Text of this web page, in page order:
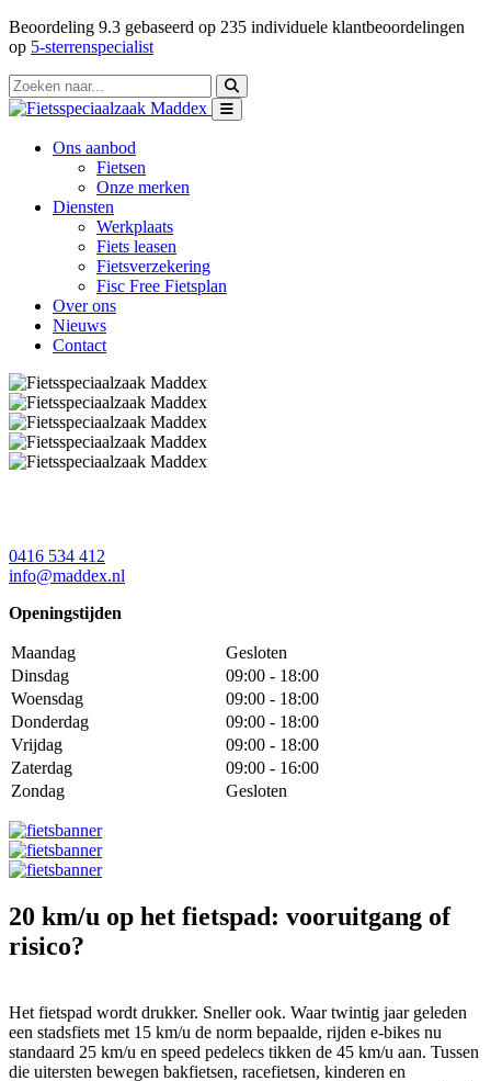
Beoordeling 9.3 gebaseerd op 235 individuele klantbeoordelingen
op 5-sterrenspecialist
Ons aanbod
Fietsen
Onze merken
Diensten
Werkplaats
Fiets leasen
Fietsverzekering
Fisc Free Fietsplan
Over ons
Nieuws
Contact
0416 534 412
info@maddex.nl
Openingstijden
Maandag
Gesloten
Dinsdag
09:00 - 18:00
Woensdag
09:00 - 18:00
Donderdag
09:00 - 18:00
Vrijdag
09:00 - 18:00
Zaterdag
09:00 - 16:00
Zondag
Gesloten
20 km/u op het fietspad: vooruitgang of
risico?
Het fietspad wordt drukker. Sneller ook. Waar twintig jaar geleden
een stadsfiets met 15 km/u de norm bepaalde, rijden e-bikes nu
standaard 25 km/u en speed pedelecs tikken de 45 km/u aan. Tussen
die uitersten bewegen bakfietsen, racefietsen, kinderen en